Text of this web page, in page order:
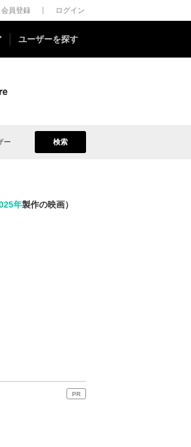
会員登録 ログイン
ユーザーを探す
ー 検索
年製作の映画）
PR